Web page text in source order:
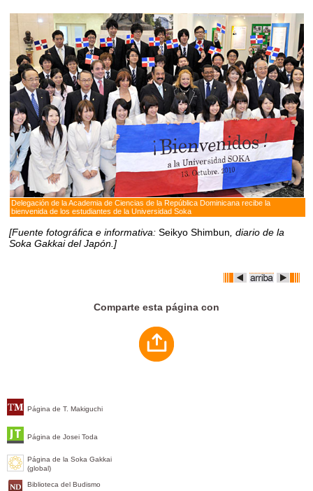
Página de T. Makiguchi
Página de Josei Toda
Página de la Soka Gakkai
(global)
Biblioteca del Budismo
Delegación de la Academia de Ciencias de la República Dominicana recibe la
bienvenida de los estudiantes de la Universidad Soka
[Fuente fotográfica e informativa:Seikyo Shimbun , diario de la
Soka Gakkai del Japón.]
Comparte esta página con